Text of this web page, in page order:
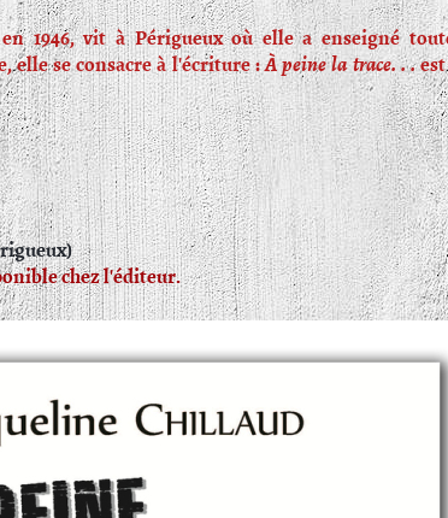
1946, vit à Périgueux où elle a enseigné
elle se consacre à l'écriture :À peine la trace. . .
chez l'éditeur.